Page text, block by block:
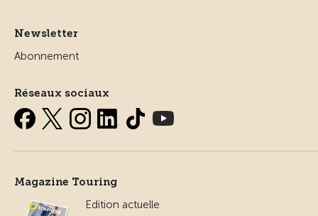
Newsletter
Abonnement
Réseaux sociaux
Magazine Touring
Edition actuelle